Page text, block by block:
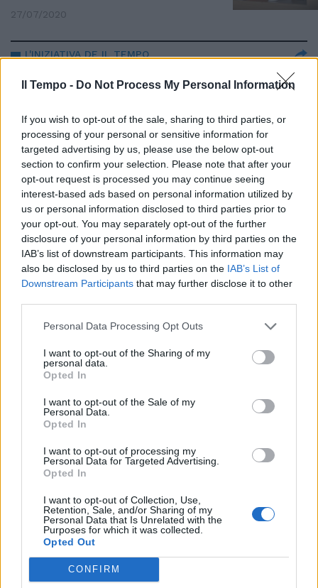
Il Tempo - Do Not Process My Personal Information
If you wish to opt-out of the sale, sharing to third parties, or
processing of your personal or sensitive information for
targeted advertising by us, please use the below opt-out
section to confirm your selection. Please note that after your
opt-out request is processed you may continue seeing
interest-based ads based on personal information utilized by
us or personal information disclosed to third parties prior to
your opt-out. You may separately opt-out of the further
disclosure of your personal information by third parties on the
IAB’s list of downstream participants. This information may
also be disclosed by us to third parties on the IAB’s List of
Downstream Participants that may further disclose it to other
Personal Data Processing Opt Outs
I want to opt-out of the Sharing of my
personal data.
Opted In
I want to opt-out of the Sale of my
Personal Data.
Opted In
I want to opt-out of processing my
Personal Data for Targeted Advertising.
Opted In
I want to opt-out of Collection, Use,
Retention, Sale, and/or Sharing of my
Personal Data that Is Unrelated with the
Purposes for which it was collected.
Opted Out
CONFIRM
27/07/2020
L'INIZIATIVA DE IL TEMPO
Pioggia di firme per gli asili sicuri
LA PETIZIONE DE IL TEMPO
Subito la videosorveglianza negli
asili Scrivi a [email protected]
16/11/2019
RIMBORSOPOLI
Il sexy-intrigo della furbetta a 5
stelle
"Segugi" a piazza Trilussa per
fiutare alcol e droga
Una nuova galleria di
collegamento tra la linea A e la
nuovi ascensori, tapis-roulant,
scale mobili, impianti
antincendio, percorsi per
ipovedenti, videosorveglianza.
04/04/2010